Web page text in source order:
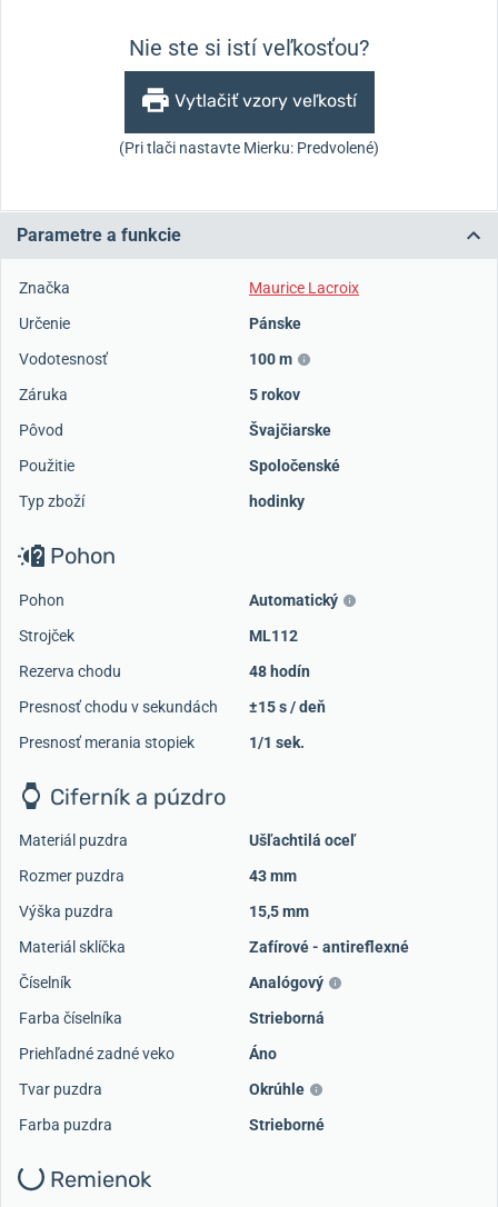
Nie ste si istí veľkosťou?
Vytlačiť vzory veľkostí
(Pri tlači nastavte Mierku: Predvolené)
Parametre a funkcie
Značka
Maurice Lacroix
Určenie
Pánske
Vodotesnosť
100 m
Záruka
5 rokov
Pôvod
Švajčiarske
Použitie
Spoločenské
Typ zboží
hodinky
Pohon
Pohon
Automatický
Strojček
ML112
Rezerva chodu
48 hodín
Presnosť chodu v sekundách
±15 s / deň
Presnosť merania stopiek
1/1 sek.
Ciferník a púzdro
Materiál puzdra
Ušľachtilá oceľ
Rozmer puzdra
43 mm
Výška puzdra
15,5 mm
Materiál sklíčka
Zafírové - antireflexné
Číselník
Analógový
Farba číselníka
Strieborná
Priehľadné zadné veko
Áno
Tvar puzdra
Okrúhle
Farba puzdra
Strieborné
Remienok